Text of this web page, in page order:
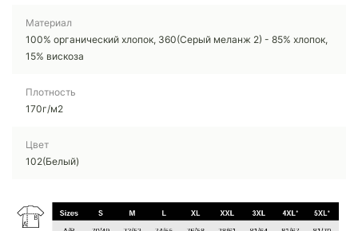
Материал
100% органический хлопок, 360(Серый меланж 2) - 85% хлопок,
15% вискоза
Плотность
170г/м2
Цвет
102(Белый)